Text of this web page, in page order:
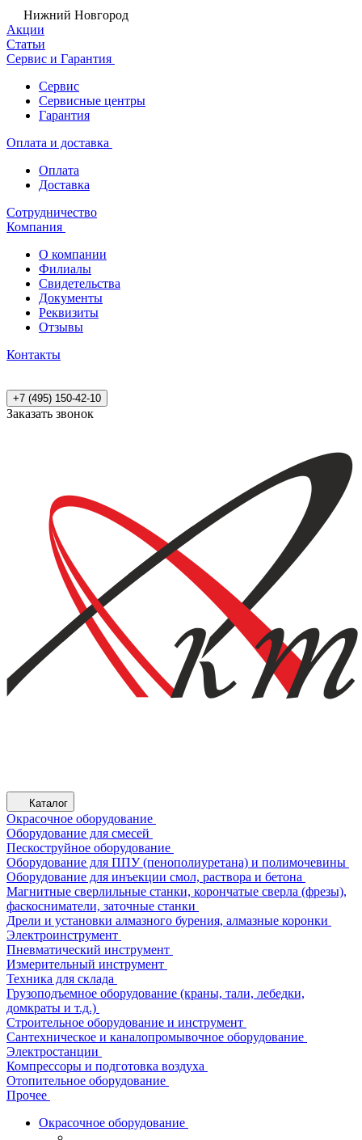
Нижний Новгород
Акции
Статьи
Сервис и Гарантия
Сервис
Сервисные центры
Гарантия
Оплата и доставка
Оплата
Доставка
Сотрудничество
Компания
О компании
Филиалы
Свидетельства
Документы
Реквизиты
Отзывы
Контакты
+7 (495) 150-42-10
Заказать звонок
Каталог
Окрасочное оборудование
Оборудование для смесей
Пескоструйное оборудование
Оборудование для ППУ (пенополиуретана) и полимочевины
Оборудование для инъекции смол, раствора и бетона
Магнитные сверлильные станки, корончатые сверла (фрезы),
фаскосниматели, заточные станки
Дрели и установки алмазного бурения, алмазные коронки
Электроинструмент
Пневматический инструмент
Измерительный инструмент
Техника для склада
Грузоподъемное оборудование (краны, тали, лебедки,
домкраты и т.д.)
Строительное оборудование и инструмент
Сантехническое и каналопромывочное оборудование
Электростанции
Компрессоры и подготовка воздуха
Отопительное оборудование
Прочее
Окрасочное оборудование